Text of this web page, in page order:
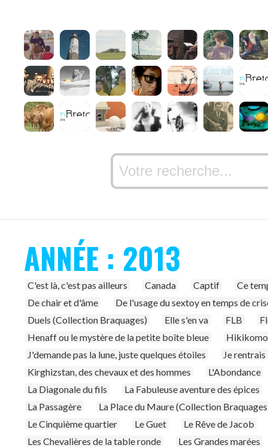
ANNÉE : 2013
C'est là, c'est pas ailleurs Canada Captif
Ce
De chair et d'âme
De l'usage du sextoy en temps de
Duels (Collection Braquages)
Elle s'en va FLB
Henaff ou le mystère de la petite boîte bleue
J'demande pas la lune, juste quelques étoiles
Je rentrais
Kirghizstan, des chevaux et des hommes
L'Abondance
La Diagonale du fils
La Fabuleuse aventure des épices
La Passagère
La Place du Maure (Collection
Le Cinquième quartier
Le Guet
Le Rêve de Jacob
Les Chevalières de la table ronde
Les Grandes marées